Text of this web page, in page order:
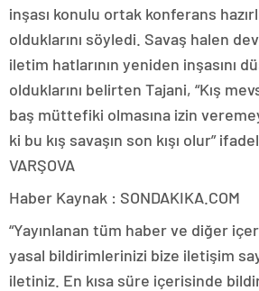
inşası konulu ortak konferans
olduklarını söyledi. Savaş halen
iletim hatlarının yeniden inşasını
olduklarını belirten Tajani, “Kış
baş müttefiki olmasına izin
ki bu kış savaşın son kışı olur”
VARŞOVA
Haber Kaynak : SONDAKIKA.COM
“Yayınlanan tüm haber ve diğer
yasal bildirimlerinizi bize iletişim
iletiniz. En kısa süre içerisinde